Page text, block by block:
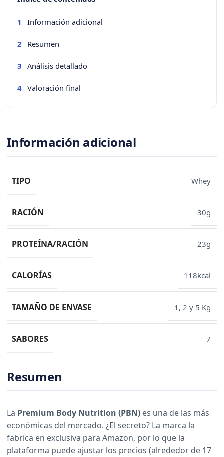
1 Información adicional
2 Resumen
3 Análisis detallado
4 Valoración final
Información adicional
TIPO Whey
RACIÓN 30g
PROTEÍNA/RACIÓN 23g
CALORÍAS 118kcal
TAMAÑO DE ENVASE 1, 2 y 5 Kg
SABORES 7
Resumen
La Premium Body Nutrition (PBN) es una de las más
económicas del mercado. ¿El secreto? La marca la
fabrica en exclusiva para Amazon, por lo que la
plataforma puede ajustar los precios (alrededor de 17